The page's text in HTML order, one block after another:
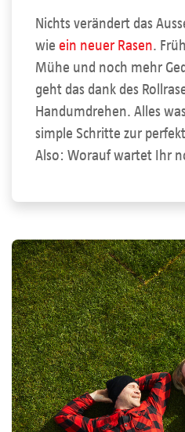
Nichts verändert das
wie ein neuer Rasen.
Mühe und noch mehr
geht das dank des
Handumdrehen. Alles
simple Schritte zur
Also: Worauf wartet Ihr